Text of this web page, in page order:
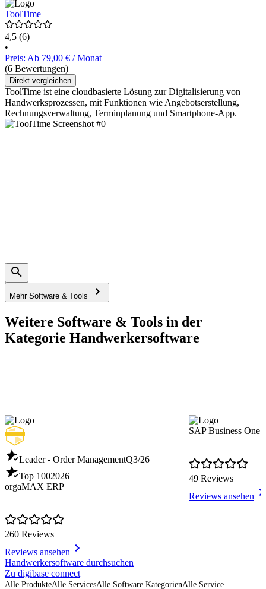
ToolTime
4,5 (6)
•
Preis: Ab 79,00 € / Monat
(6 Bewertungen)
Direkt vergleichen
ToolTime ist eine cloudbasierte Lösung zur Digitalisierung von
Handwerksprozessen, mit Funktionen wie Angebotserstellung,
Rechnungsverwaltung, Terminplanung und Smartphone-App.
Mehr Software & Tools
Weitere Software & Tools in der
Kategorie Handwerkersoftware
Leader - Order ManagementQ3/26
Top 1002026
orgaMAX ERP
260 Reviews
Reviews ansehen
SAP Business One
49 Reviews
Reviews ansehen
Item
1
of
Handwerkersoftware durchsuchen
Zu digibase connect
Alle ProdukteAlle ServicesAlle Software KategorienAlle Service